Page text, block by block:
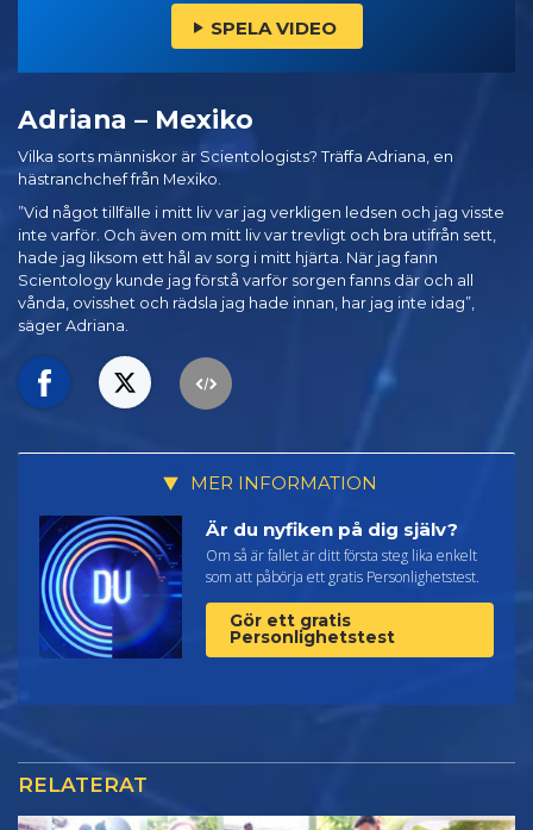
SPELA VIDEO
Adriana – Mexiko
Vilka sorts människor är Scientologists? Träffa Adriana, en
hästranchchef från Mexiko.
”Vid något tillfälle i mitt liv var jag verkligen ledsen och jag visste
inte varför. Och även om mitt liv var trevligt och bra utifrån sett,
hade jag liksom ett hål av sorg i mitt hjärta. När jag fann
Scientology kunde jag förstå varför sorgen fanns där och all
vånda, ovisshet och rädsla jag hade innan, har jag inte idag”,
säger Adriana.
MER INFORMATION
Är du nyfiken på dig själv?
Om så är fallet är ditt första steg lika enkelt
som att påbörja ett gratis Personlighetstest.
Gör ett gratis
Personlighetstest
RELATERAT